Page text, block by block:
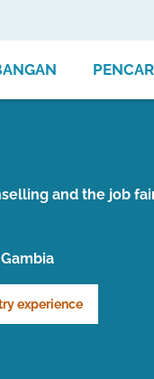
and the job
experience